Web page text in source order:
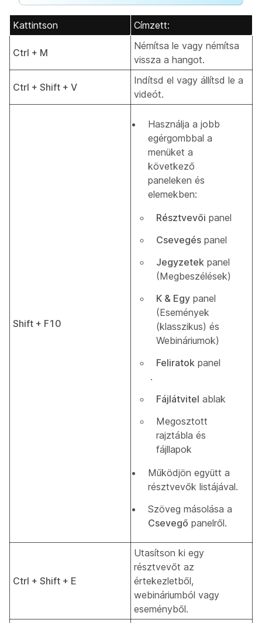
Kattintson Címzett:
Ctrl + M
Némítsa le vagy némítsa
vissza a hangot.
Ctrl + Shift + V
Indítsd el vagy állítsd le a
videót.
Shift + F10
Használja a jobb
egérgombbal a
menüket a
következő
paneleken és
elemekben:
Résztvevői panel
Csevegés panel
Jegyzetek panel
(Megbeszélések)
K & Egy panel
(Események
(klasszikus) és
Webináriumok)
Feliratok panel
.
Fájlátvitel ablak
Megosztott
rajztábla és
fájllapok
Működjön együtt a
résztvevők listájával.
Szöveg másolása a
Csevegő panelről.
Ctrl + Shift + E
Utasítson ki egy
résztvevőt az
értekezletből,
webináriumból vagy
eseményből.